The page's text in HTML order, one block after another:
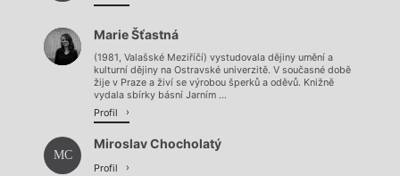
Marie Šťastná
(1981, Valašské Meziříčí) vystudovala dějiny umění a
kulturní dějiny na Ostravské univerzitě. V současné době
žije v Praze a živí se výrobou šperků a oděvů. Knižně
vydala sbírky básní Jarním ...
Profil
MC
Miroslav Chocholatý
Profil